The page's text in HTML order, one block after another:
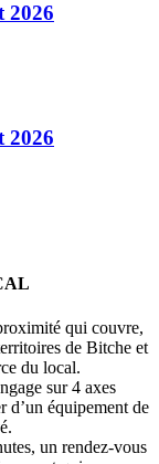
2026
2026
qui couvre,
de Bitche et
du local.
sur 4 axes
d’un équipement de
un rendez-vous